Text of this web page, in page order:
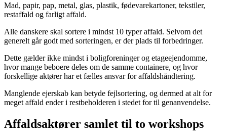
Mad, papir, pap, metal, glas, plastik, fødevarekartoner, tekstiler,
restaffald og farligt affald.
Alle danskere skal sortere i mindst 10 typer affald. Selvom det
generelt går godt med sorteringen, er der plads til forbedringer.
Dette gælder ikke mindst i boligforeninger og etageejendomme,
hvor mange beboere deles om de samme containere, og hvor
forskellige aktører har et fælles ansvar for affaldshåndtering.
Manglende ejerskab kan betyde fejlsortering, og dermed at alt for
meget affald ender i restbeholderen i stedet for til genanvendelse.
Affaldsaktører samlet til to workshops